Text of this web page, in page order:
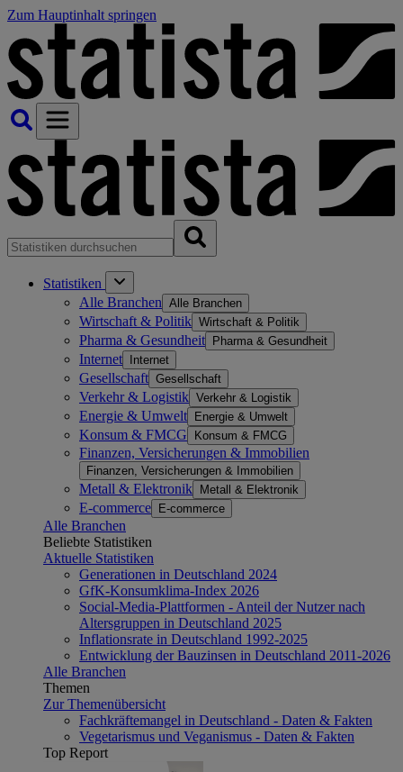
Zum Hauptinhalt springen
Statistiken
Alle Branchen Alle Branchen
Wirtschaft & Politik Wirtschaft & Politik
Pharma & Gesundheit Pharma & Gesundheit
Internet Internet
Gesellschaft Gesellschaft
Verkehr & Logistik Verkehr & Logistik
Energie & Umwelt Energie & Umwelt
Konsum & FMCG Konsum & FMCG
Finanzen, Versicherungen & Immobilien
Finanzen, Versicherungen & Immobilien
Metall & Elektronik Metall & Elektronik
E-commerce E-commerce
Alle Branchen
Beliebte Statistiken
Aktuelle Statistiken
Generationen in Deutschland 2024
GfK-Konsumklima-Index 2026
Social-Media-Plattformen - Anteil der Nutzer nach
Altersgruppen in Deutschland 2025
Inflationsrate in Deutschland 1992-2025
Entwicklung der Bauzinsen in Deutschland 2011-2026
Alle Branchen
Themen
Zur Themenübersicht
Fachkräftemangel in Deutschland - Daten & Fakten
Vegetarismus und Veganismus - Daten & Fakten
Top Report